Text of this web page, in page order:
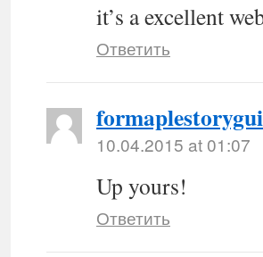
it’s a excellent
Ответить
10.04.2015 at 01:07
Up yours!
Ответить